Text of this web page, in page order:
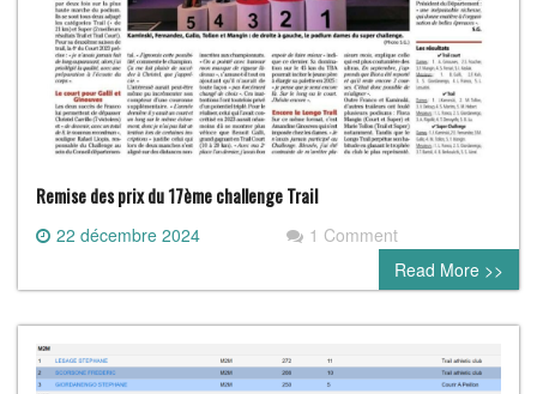
Remise des prix du 17ème challenge Trail
22 décembre 2024
1 Comment
Read More >>